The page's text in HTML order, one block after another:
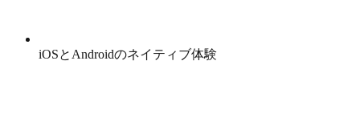
iOSとAndroidのネイティブ体験